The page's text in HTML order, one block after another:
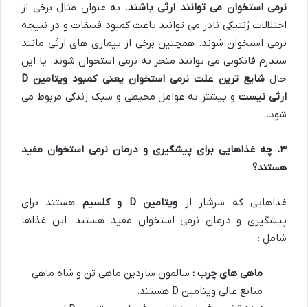
نرمی استخوان می توانند ارثی باشند. به عنوان مثال برخی از
اختلالات ژنتیکی نادر می توانند باعث کمبود فسفات و در نتیجه
نرمی استخوان شوند. همچنین برخی از بیماری های ارثی مانند
سندرم فانکونی می توانند منجر به نرمی استخوان شوند. با این
حالشایع ترین علت نرمی استخوان یعنی کمبود ویتامینD
ارثی نیستو بیشتر به عوامل محیطی و سبک زندگی مربوط می
شود.
۳. چه غذاهایی برای پیشگیری و درمان نرمی استخوان مفید
هستند؟
غذاهایی که سرشار از ویتامینD و کلسیم هستند برای
پیشگیری و درمان نرمی استخوان مفید هستند. این غذاها
شامل :
ماهی های چرب : سالمون ساردین ماهی تن و شاه ماهی
منابع عالی ویتامین D هستند.